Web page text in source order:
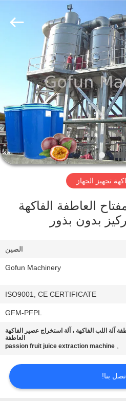
تجهيز الجهاز
العاطفة الفاكهة
بدون بذور
الصين
Gofun Machinery
ISO9001, CE CERTIFICATE
GFM-PFPL
آلة اللب الفاكهة ، آلة استخراج عصير الفاكهة
العاطفة
,
passion fruit juice extraction machine
بنا!